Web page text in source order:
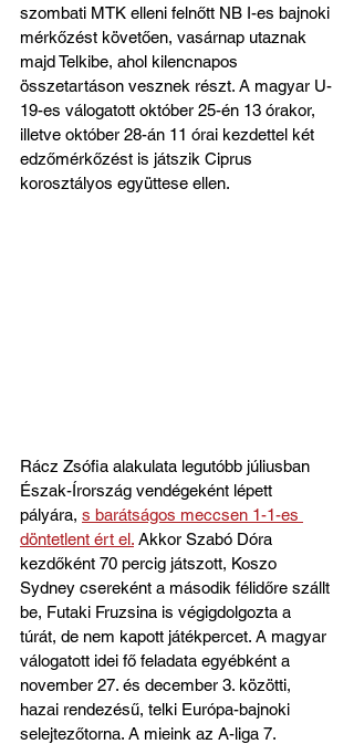
szombati MTK elleni felnőtt NB I-es bajnoki
mérkőzést követően, vasárnap utaznak
majd Telkibe, ahol kilencnapos
összetartáson vesznek részt. A magyar U-
19-es válogatott október 25-én 13 órakor,
illetve október 28-án 11 órai kezdettel két
edzőmérkőzést is játszik Ciprus
korosztályos együttese ellen.
Rácz Zsófia alakulata legutóbb júliusban
Észak-Írország vendégeként lépett
pályára, s barátságos meccsen 1-1-es
döntetlent ért el. Akkor Szabó Dóra
kezdőként 70 percig játszott, Koszo
Sydney csereként a második félidőre szállt
be, Futaki Fruzsina is végigdolgozta a
túrát, de nem kapott játékpercet. A magyar
válogatott idei fő feladata egyébként a
november 27. és december 3. közötti,
hazai rendezésű, telki Európa-bajnoki
selejtezőtorna. A mieink az A-liga 7.